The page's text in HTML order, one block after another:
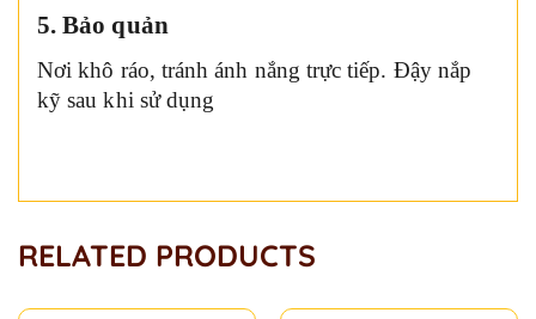
5. Bảo quản
Nơi khô ráo, tránh ánh nắng trực tiếp. Đậy nắp
kỹ sau khi sử dụng
RELATED PRODUCTS